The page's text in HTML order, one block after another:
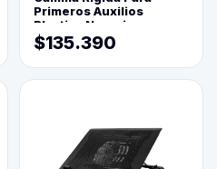
Primeros Auxilios
Plastica Naranja
$135.390